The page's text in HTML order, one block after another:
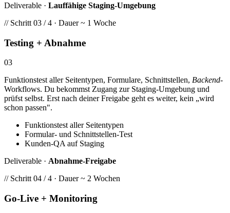
Deliverable · Lauffähige Staging-Umgebung
// Schritt 03 / 4 · Dauer ~ 1 Woche
Testing + Abnahme
03
Funktionstest aller Seitentypen, Formulare, Schnittstellen, Backend-
Workflows. Du bekommst Zugang zur Staging-Umgebung und
prüfst selbst. Erst nach deiner Freigabe geht es weiter, kein „wird
schon passen".
Funktionstest aller Seitentypen
Formular- und Schnittstellen-Test
Kunden-QA auf Staging
Deliverable · Abnahme-Freigabe
// Schritt 04 / 4 · Dauer ~ 2 Wochen
Go-Live + Monitoring